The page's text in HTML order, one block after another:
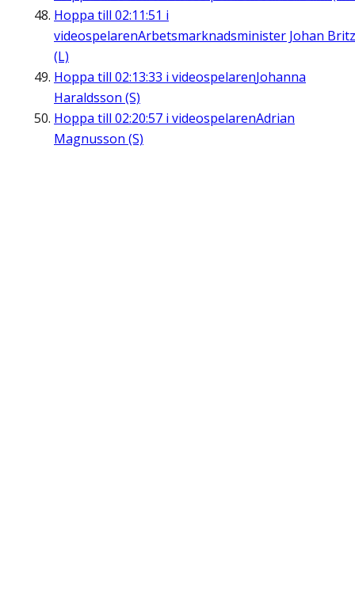
Hoppa till 02:11:51 i
videospelarenArbetsmarknadsminister Johan Britz
(L)
Hoppa till 02:13:33 i videospelarenJohanna
Haraldsson (S)
Hoppa till 02:20:57 i videospelarenAdrian
Magnusson (S)